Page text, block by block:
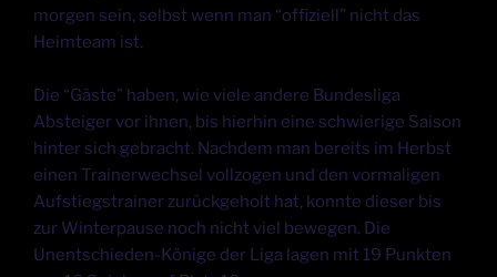
morgen sein, selbst wenn man “offiziell” nicht das
Heimteam ist.
Die “Gäste” haben, wie viele andere Bundesliga
Absteiger vor ihnen, bis hierhin eine schwierige Saison
hinter sich gebracht. Nachdem man bereits im Herbst
einen Trainerwechsel vollzogen und den vormaligen
Aufstiegstrainer zurückgeholt hat, konnte dieser bis
zur Winterpause noch nicht viel bewegen. Die
Unentschieden-Könige der Liga lagen mit 19 Punkten